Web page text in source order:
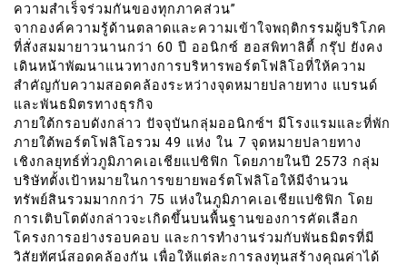
ความสำเร็จร่วมกันของทุกภาคส่วน”
จากองค์ความรู้ด้านตลาดและความเข้าใจพฤติกรรมผู้บริโภค
ที่สั่งสมมายาวนานกว่า 60 ปี ออนิกซ์ ฮอสพิทาลิตี้ กรุ๊ป ยังคง
เดินหน้าพัฒนาแนวทางการบริหารพอร์ตโฟลิโอที่ให้ความ
สำคัญกับความสอดคล้องระหว่างจุดหมายปลายทาง แบรนด์
และพันธมิตรทางธุรกิจ
ภายใต้กรอบดังกล่าว ปัจจุบันกลุ่มออนิกซ์ฯ มีโรงแรมและที่พัก
ภายใต้พอร์ตโฟลิโอรวม 49 แห่ง ใน 7 จุดหมายปลายทาง
เชิงกลยุทธ์ทั่วภูมิภาคเอเชียแปซิฟิก โดยภายในปี 2573 กลุ่ม
บริษัทตั้งเป้าหมายในการขยายพอร์ตโฟลิโอให้มีจำนวน
ทรัพย์สินรวมมากกว่า 75 แห่งในภูมิภาคเอเชียแปซิฟิก โดย
การเติบโตดังกล่าวจะเกิดขึ้นบนพื้นฐานของการคัดเลือก
โครงการอย่างรอบคอบ และการทำงานร่วมกับพันธมิตรที่มี
วิสัยทัศน์สอดคล้องกัน เพื่อให้แต่ละการลงทุนสร้างคุณค่าได้